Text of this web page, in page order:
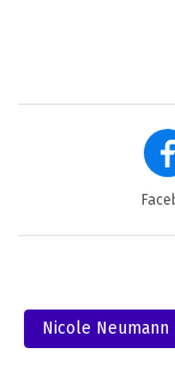
Nicole Neumann